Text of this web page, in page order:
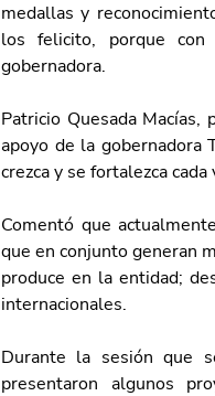
medallas y
los felicito, porque con
gobernadora.
Patricio Quesada
apoyo de la gobernadora
crezca y se fortalezca cada
Comentó que
que en conjunto generan
produce en la entidad;
internacionales.
Durante la sesión que
presentaron algunos